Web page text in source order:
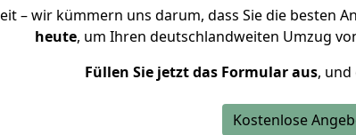
– wir kümmern uns darum, dass Sie die besten
heute, um Ihren deutschlandweiten Umzug
Füllen Sie jetzt das Formular aus, und
Kostenlose